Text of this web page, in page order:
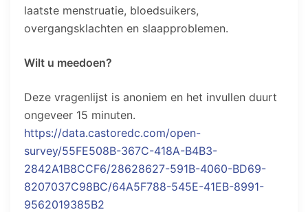
laatste menstruatie, bloedsuikers,
overgangsklachten en slaapproblemen.
Wilt u meedoen?
Deze vragenlijst is anoniem en het invullen duurt
ongeveer 15 minuten.
https://data.castoredc.com/open-
survey/55FE508B-367C-418A-B4B3-
2842A1B8CCF6/28628627-591B-4060-BD69-
8207037C98BC/64A5F788-545E-41EB-8991-
9562019385B2